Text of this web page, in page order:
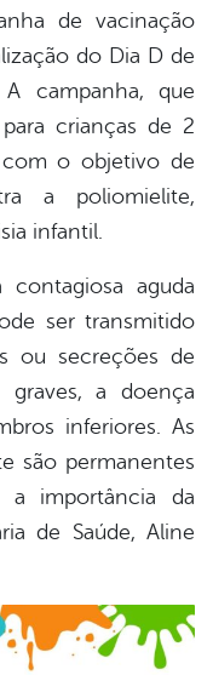
de vacinação
do Dia D de
campanha, que
crianças de 2
o objetivo de
a poliomielite,
infantil.
aguda
ser transmitido
ou secreções de
graves, a doença
inferiores. As
são permanentes
importância da
de Saúde, Aline